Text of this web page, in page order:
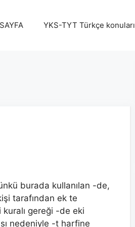
YKS-TYT Türkçe konuları
burada kullanılan -de,
tarafından ek te
kuralı gereği -de eki
nedeniyle -t harfine